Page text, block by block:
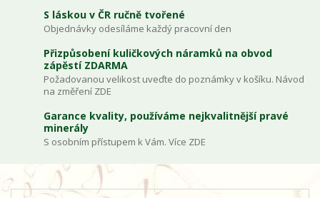
S láskou v ČR ručně tvořené
Objednávky odesíláme každý pracovní den
Přizpůsobení kuličkových náramků na obvod
zápěstí ZDARMA
Požadovanou velikost uveďte do poznámky v košíku. Návod
na změření ZDE
Garance kvality, používáme nejkvalitnější pravé
minerály
S osobním přístupem k Vám. Více ZDE